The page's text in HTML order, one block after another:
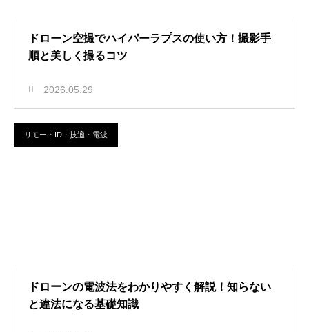
ドローン空撮でハイパーラプスの使い方！撮影手
順と美しく撮るコツ
2026.05.29
リモートID・技適・電波
ドローンの電波法をわかりやすく解説！知らない
と違法になる基礎知識